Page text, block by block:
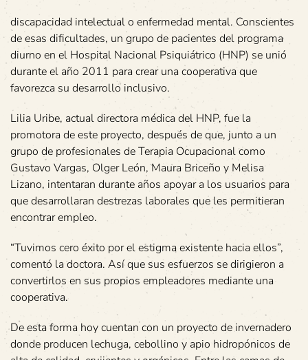
discapacidad intelectual o enfermedad mental. Conscientes
de esas dificultades, un grupo de pacientes del programa
diurno en el Hospital Nacional Psiquiátrico (HNP) se unió
durante el año 2011 para crear una cooperativa que
favorezca su desarrollo inclusivo.
Lilia Uribe, actual directora médica del HNP, fue la
promotora de este proyecto, después de que, junto a un
grupo de profesionales de Terapia Ocupacional como
Gustavo Vargas, Olger León, Maura Briceño y Melisa
Lizano, intentaran durante años apoyar a los usuarios para
que desarrollaran destrezas laborales que les permitieran
encontrar empleo.
“Tuvimos cero éxito por el estigma existente hacia ellos”,
comentó la doctora. Así que sus esfuerzos se dirigieron a
convertirlos en sus propios empleadores mediante una
cooperativa.
De esta forma hoy cuentan con un proyecto de invernadero
donde producen lechuga, cebollino y apio hidropónicos de